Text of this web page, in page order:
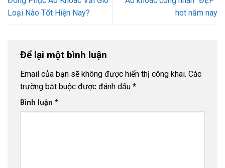
Loại Nào Tốt Hiện Nay?
hot năm nay
Để lại một bình luận
Email của bạn sẽ không được hiển thị công khai. Các
trường bắt buộc được đánh dấu *
Bình luận *